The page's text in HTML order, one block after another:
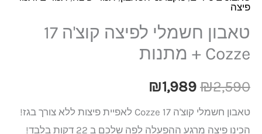
פיצה
טאבון חשמלי לפיצה קוצ'ה 17
Cozze + מתנות
₪2,590
₪1,989
טאבון חשמלי קוצ'ה 17 Cozze לאפיית פיצות ללא צורך בגז!
הכינו פיצה מרגע ההפעלה לפה שלכם ב 22 דקות בלבד!